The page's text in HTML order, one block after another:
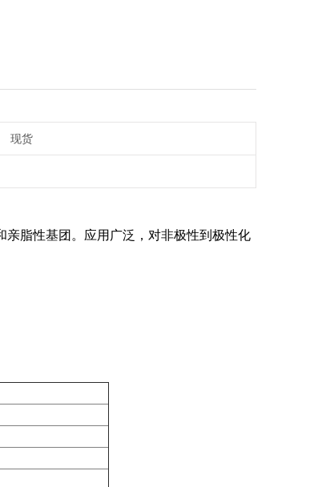
现货
脂性基团。应用广泛，对非极性到极性化